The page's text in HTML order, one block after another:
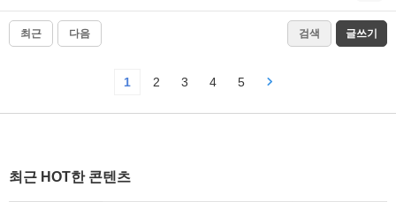
최근 다음 검색 글쓰기
1 2 3 4 5
최근 HOT한 콘텐츠